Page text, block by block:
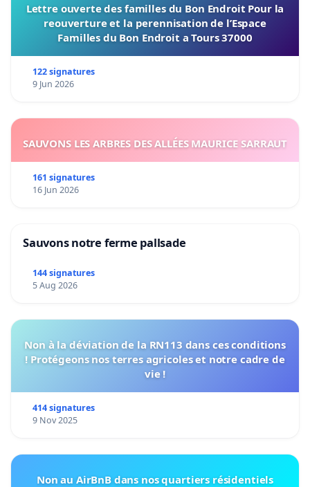
Lettre ouverte des familles du Bon Endroit Pour la
reouverture et la perennisation de l’Espace
Familles du Bon Endroit a Tours 37000
122 signatures
9 Jun 2026
SAUVONS LES ARBRES DES ALLÉES MAURICE SARRAUT
161 signatures
16 Jun 2026
Sauvons notre ferme pallsade
144 signatures
5 Aug 2026
Non à la déviation de la RN113 dans ces conditions
! Protégeons nos terres agricoles et notre cadre de
vie !
414 signatures
9 Nov 2025
Non au AirBnB dans nos quartiers résidentiels